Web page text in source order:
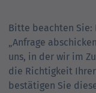
Bitte beachten Sie:
„Anfrage
uns, in der wir im
die Richtigkeit
bestätigen Sie